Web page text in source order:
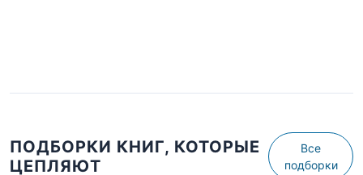
ПОДБОРКИ КНИГ, КОТОРЫЕ
ЦЕПЛЯЮТ
Все
подборки